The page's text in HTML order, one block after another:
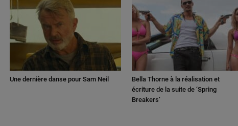
Une dernière danse pour Sam Neil
Bella Thorne à la réalisation et
écriture de la suite de ‘Spring
Breakers’